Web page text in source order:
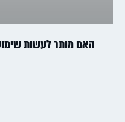
האם מותר לעשות